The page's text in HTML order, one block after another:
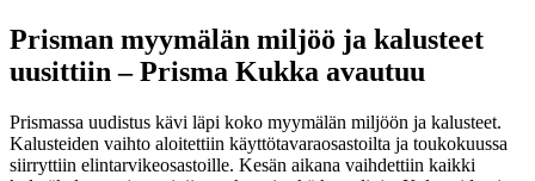
Prisman myymälän miljöö ja kalusteet
uusittiin – Prisma Kukka avautuu
Prismassa uudistus kävi läpi koko myymälän miljöön ja kalusteet.
Kalusteiden vaihto aloitettiin käyttötavaraosastoilta ja toukokuussa
siirryttiin elintarvikeosastoille. Kesän aikana vaihdettiin kaikki